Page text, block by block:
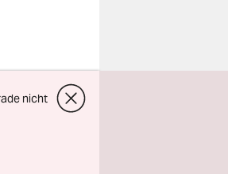
nicht